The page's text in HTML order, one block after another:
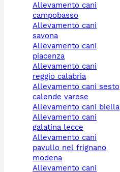
allevamento cani
campobasso
allevamento cani
savona
allevamento cani
piacenza
allevamento cani
reggio calabria
allevamento cani sesto
calende varese
allevamento cani biella
allevamento cani
galatina lecce
allevamento cani
pavullo nel frignano
modena
allevamento cani